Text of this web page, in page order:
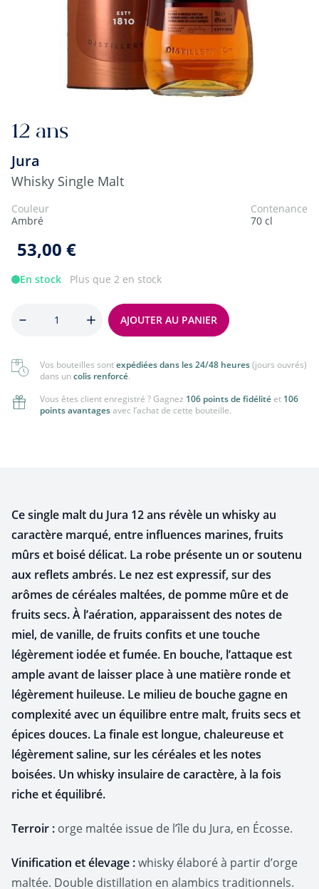
12 ans
Jura
Whisky Single Malt
Couleur
Ambré
Contenance
70 cl
53,00 €
En stock Plus que 2 en stock
AJOUTER AU PANIER
Vos bouteilles sontexpédiées dans les 24/48 heures(jours ouvrés)
dans uncolis renforcé.
Vous êtes client enregistré ? Gagnez 106 points de fidélité et 106
points avantagesavec l’achat de cette bouteille.
Ce single malt du Jura 12 ans révèle un whisky au
caractère marqué, entre influences marines, fruits
mûrs et boisé délicat. La robe présente un or soutenu
aux reflets ambrés. Le nez est expressif, sur des
arômes de céréales maltées, de pomme mûre et de
fruits secs. À l’aération, apparaissent des notes de
miel, de vanille, de fruits confits et une touche
légèrement iodée et fumée. En bouche, l’attaque est
ample avant de laisser place à une matière ronde et
légèrement huileuse. Le milieu de bouche gagne en
complexité avec un équilibre entre malt, fruits secs et
épices douces. La finale est longue, chaleureuse et
légèrement saline, sur les céréales et les notes
boisées. Un whisky insulaire de caractère, à la fois
riche et équilibré.
Terroir : orge maltée issue de l’île du Jura, en Écosse.
Vinification et élevage :whisky élaboré à partir d’orge
maltée. Double distillation en alambics traditionnels.